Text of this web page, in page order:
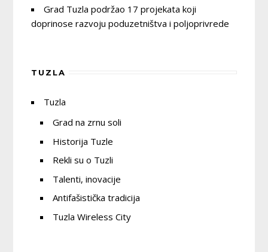
Grad Tuzla podržao 17 projekata koji
doprinose razvoju poduzetništva i poljoprivrede
TUZLA
Tuzla
Grad na zrnu soli
Historija Tuzle
Rekli su o Tuzli
Talenti, inovacije
Antifašistička tradicija
Tuzla Wireless City